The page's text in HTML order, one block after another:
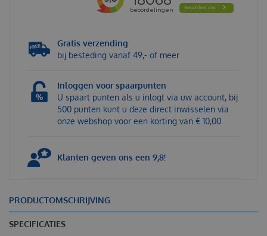
Gratis verzending
bij besteding vanaf 49,- of meer
Inloggen voor spaarpunten
U spaart punten als u inlogt via uw account, bij
500 punten kunt u deze direct inwisselen via
onze webshop voor een korting van € 10,00
Klanten geven ons een 9,8!
PRODUCTOMSCHRIJVING
SPECIFICATIES